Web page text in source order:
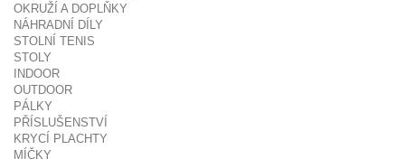
OKRUŽÍ A DOPLŇKY
NÁHRADNÍ DÍLY
STOLNÍ TENIS
STOLY
INDOOR
OUTDOOR
PÁLKY
PŘÍSLUŠENSTVÍ
KRYCÍ PLACHTY
MÍČKY